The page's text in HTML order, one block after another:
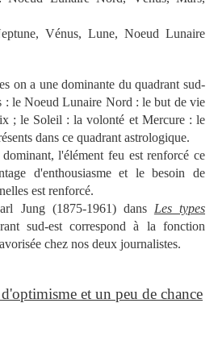
Vénus, Lune, Noeud Lunaire
on a une dominante du quadrant sud-
: le Noeud Lunaire Nord : le but de vie
; le Soleil : la volonté et Mercure : le
dans ce quadrant astrologique.
l'élément feu est renforcé ce
d'enthousiasme et le besoin de
est renforcé.
Jung (1875-1961) dans Les types
sud-est correspond à la fonction
chez nos deux journalistes.
et un peu de chance